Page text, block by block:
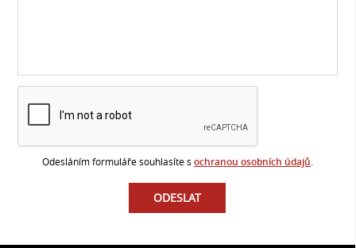
Odesláním formuláře souhlasíte s ochranou osobních údajů